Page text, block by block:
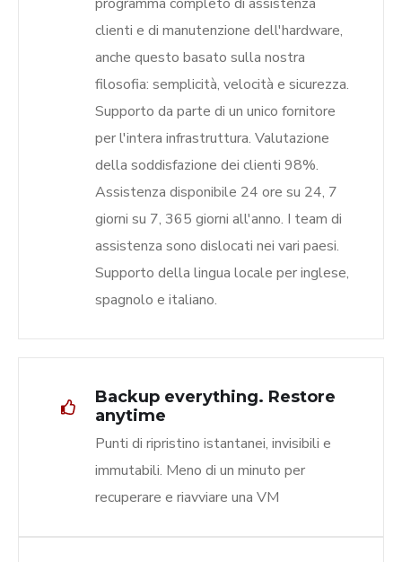
clienti e di manutenzione dell'hardware,
anche questo basato sulla nostra
filosofia: semplicità, velocità e sicurezza.
Supporto da parte di un unico fornitore
per l'intera infrastruttura. Valutazione
della soddisfazione dei clienti 98%.
Assistenza disponibile 24 ore su 24, 7
giorni su 7, 365 giorni all'anno. I team di
assistenza sono dislocati nei vari paesi.
Supporto della lingua locale per inglese,
spagnolo e italiano.
Backup everything. Restore
anytime
Punti di ripristino istantanei, invisibili e
immutabili. Meno di un minuto per
recuperare e riavviare una VM